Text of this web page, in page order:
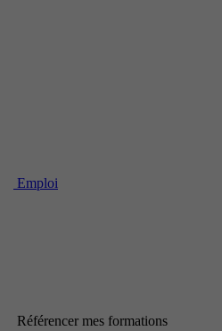
Emploi
Référencer mes formations